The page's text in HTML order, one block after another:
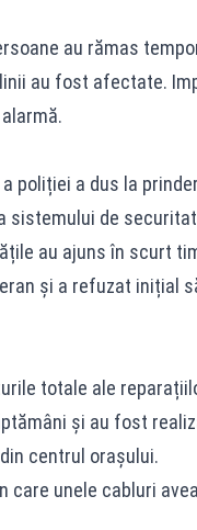
au rămas
au fost afectate.
poliției a dus la
sistemului de
au ajuns în scurt
și a refuzat inițial
totale ale
și au fost
centrul orașului.
unele cabluri